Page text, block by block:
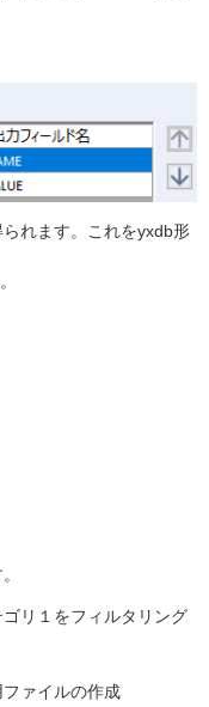
れます。これをyxdb形
リ１をフィルタリング
ァイルの作成